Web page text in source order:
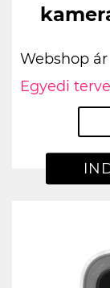
Webshop ár
Egyedi